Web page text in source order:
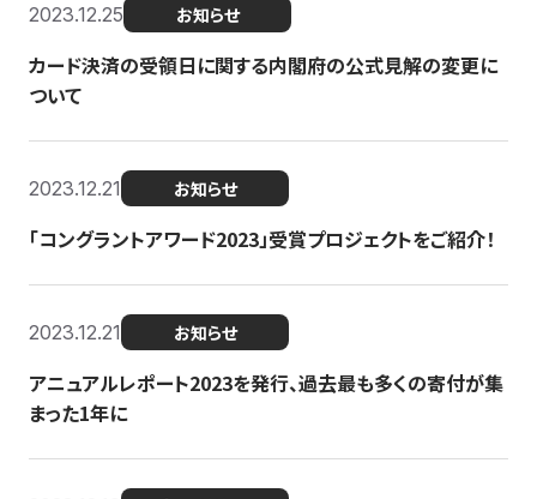
2023.12.25 お知らせ
カード決済の受領日に関する内閣府の公式見解の変更に
ついて
2023.12.21 お知らせ
「コングラントアワード2023」受賞プロジェクトをご紹介！
2023.12.21 お知らせ
アニュアルレポート2023を発行、過去最も多くの寄付が集
まった1年に